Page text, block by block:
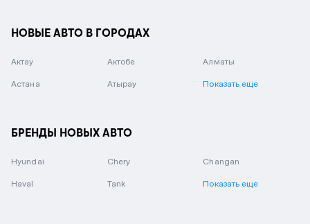
НОВЫЕ АВТО В ГОРОДАХ
Актау Актобе Алматы
Астана Атырау Показать еще
БРЕНДЫ НОВЫХ АВТО
Hyundai Chery Changan
Haval Tank Показать еще